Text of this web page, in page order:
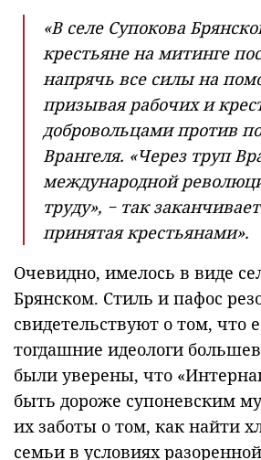
«В селе Супокова
крестьяне на митинге
напрячь все силы на
призывая рабочих и
добровольцами против
Врангеля. «Через труп
международной
труду», − так
принятая крестьянами».
Очевидно, имелось в виде
Брянском. Стиль и пафос
свидетельствуют о том, что
тогдашние идеологи
были уверены, что
быть дороже супоневским
их заботы о том, как найти
семьи в условиях